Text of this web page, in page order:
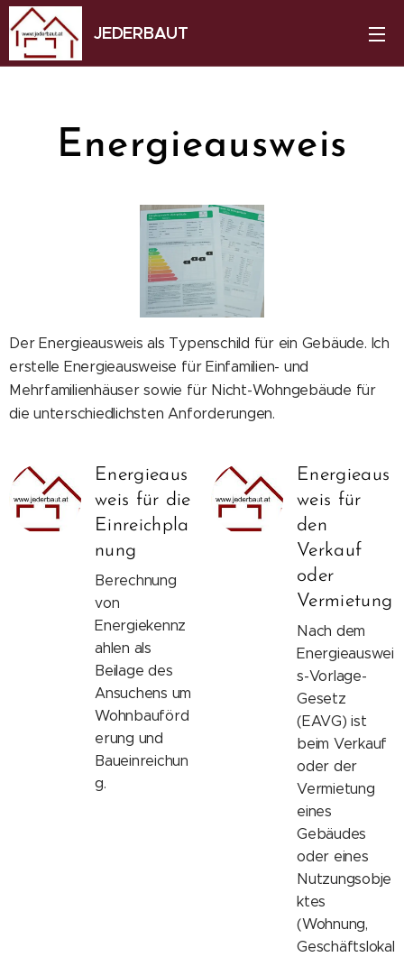
JEDERBAUT
Energieausweis
Der Energieausweis als Typenschild für ein Gebäude. Ich
erstelle Energieausweise für Einfamilien- und
Mehrfamilienhäuser sowie für Nicht-Wohngebäude für
die unterschiedlichsten Anforderungen.
Energieaus
weis für die
Einreichpla
nung
Berechnung
von
Energiekennz
ahlen als
Beilage des
Ansuchens um
Wohnbauförd
erung und
Baueinreichun
g.
Energieaus
weis für
den
Verkauf
oder
Vermietung
Nach dem
Energieauswei
s-Vorlage-
Gesetz
(EAVG) ist
beim Verkauf
oder der
Vermietung
eines
Gebäudes
oder eines
Nutzungsobje
ktes
(Wohnung,
Geschäftslokal